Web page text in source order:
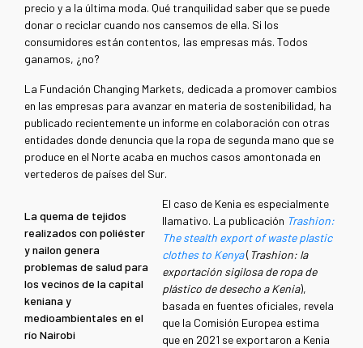
precio y a la última moda. Qué tranquilidad saber que se puede
donar o reciclar cuando nos cansemos de ella. Si los
consumidores están contentos, las empresas más. Todos
ganamos, ¿no?
La Fundación Changing Markets, dedicada a promover cambios
en las empresas para avanzar en materia de sostenibilidad, ha
publicado recientemente un informe en colaboración con otras
entidades donde denuncia que la ropa de segunda mano que se
produce en el Norte acaba en muchos casos amontonada en
vertederos de países del Sur.
La quema de tejidos
realizados con poliéster
y nailon genera
problemas de salud para
los vecinos de la capital
keniana y
medioambientales en el
río Nairobi
El caso de Kenia es especialmente
llamativo. La publicación Trashion:
The stealth export of waste plastic
clothes to Kenya( Trashion: la
exportación sigilosa de ropa de
plástico de desecho a Kenia),
basada en fuentes oficiales, revela
que la Comisión Europea estima
que en 2021 se exportaron a Kenia